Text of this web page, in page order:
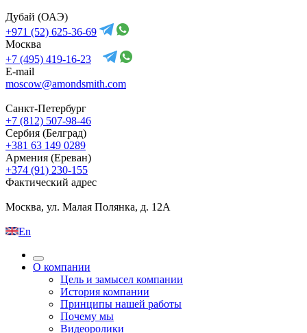
Дубай (ОАЭ)
+971 (52) 625-36-69
Москва
+7 (495) 419-16-23
E-mail
moscow@amondsmith.com
Санкт-Петербург
+7 (812) 507-98-46
Сербия (Белград)
+381 63 149 0289
Армения (Ереван)
+374 (91) 230-155
Фактический адрес
Москва, ул. Малая Полянка, д. 12А
En
О компании
Цель и замысел компании
История компании
Принципы нашей работы
Почему мы
Видеоролики